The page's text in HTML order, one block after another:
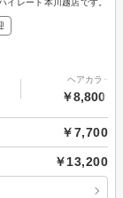
イレート本川越店です。
ヘアカラー
￥8,800～
￥7,700
￥13,200